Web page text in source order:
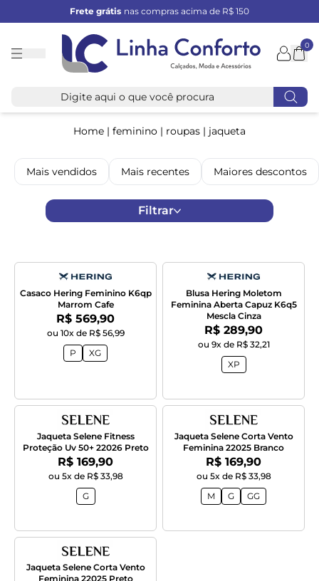
Frete grátis nas compras acima de R$ 150
Linha
0
Home | feminino | roupas | jaqueta
Mais vendidos Mais recentes Maiores descontos
Filtrar
Casaco Hering Feminino K6qp
Marrom Cafe
Por:
R$ 569,90
ou 10x de R$ 56,99
P
XG
Blusa Hering Moletom
Feminina Aberta Capuz K6q5
Mescla Cinza
Por:
R$ 289,90
ou 9x de R$ 32,21
XP
Jaqueta Selene Fitness
Proteção Uv 50+ 22026 Preto
Por:
R$ 169,90
ou 5x de R$ 33,98
G
Jaqueta Selene Corta Vento
Feminina 22025 Branco
Por:
R$ 169,90
ou 5x de R$ 33,98
M
G GG
Jaqueta Selene Corta Vento
Feminina 22025 Preto